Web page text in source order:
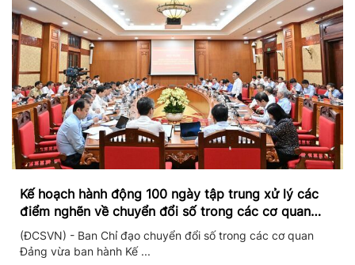
Kế hoạch hành động 100 ngày tập trung xử lý các
điểm nghẽn về chuyển đổi số trong các cơ quan
Đảng
(ĐCSVN) - Ban Chỉ đạo chuyển đổi số trong các cơ quan
Đảng vừa ban hành Kế ...